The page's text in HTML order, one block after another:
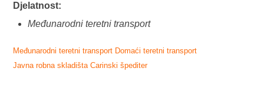
Djelatnost:
Međunarodni teretni transport
Međunarodni teretni transport Domaći teretni transport
Javna robna skladišta Carinski špediter